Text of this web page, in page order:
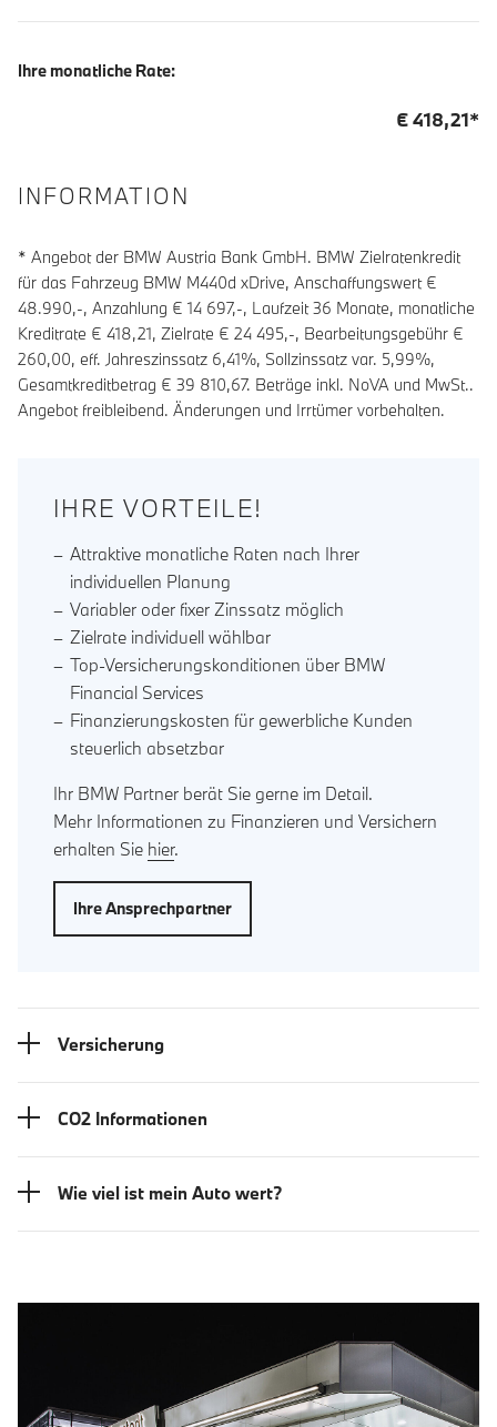
Ihre monatliche Rate:
€418,21*
INFORMATION
* Angebot der BMW Austria Bank GmbH. BMW Zielratenkredit
für das Fahrzeug BMW M440d xDrive, Anschaffungswert €
48.990,-, Anzahlung € 14 697,-, Laufzeit36 Monate, monatliche
Kreditrate € 418,21, Zielrate € 24 495,-, Bearbeitungsgebühr €
260,00, eff. Jahreszinssatz 6,41%, Sollzinssatz var. 5,99%,
Gesamtkreditbetrag € 39 810,67. Beträge inkl. NoVA und MwSt..
Angebot freibleibend. Änderungen und Irrtümer vorbehalten.
IHRE VORTEILE!
Attraktive monatliche Raten nach Ihrer
individuellen Planung
Variabler oder fixer Zinssatz möglich
Zielrate individuell wählbar
Top-Versicherungskonditionen über BMW
Financial Services
Finanzierungskosten für gewerbliche Kunden
steuerlich absetzbar
Ihr BMW Partner berät Sie gerne im Detail.
Mehr Informationen zu Finanzieren und Versichern
erhalten Sie hier.
Ihre Ansprechpartner
Versicherung
CO2 Informationen
Wie viel ist mein Auto wert?